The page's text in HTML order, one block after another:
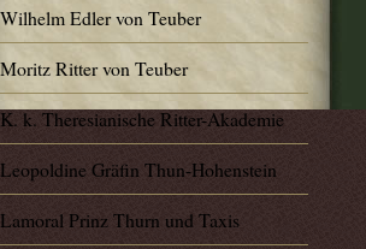
Wilhelm Edler von Teuber
Moritz Ritter von Teuber
K. k. Theresianische Ritter-Akademie
Leopoldine Gräfin Thun-Hohenstein
Lamoral Prinz Thurn und Taxis